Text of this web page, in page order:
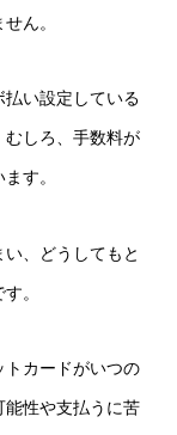
ん。
い設定している
しろ、手数料が
す。
、どうしてもと
。
カードがいつの
能性や支払うに苦